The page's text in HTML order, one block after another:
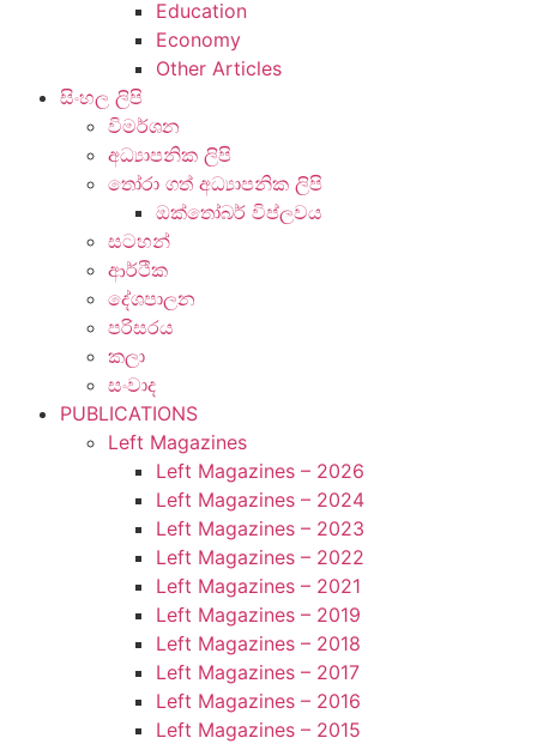
Education
Economy
Other Articles
සිංහල ලිපි
විමර්ශන
අධ්‍යාපනික ලිපි
තෝරා ගත් අධ්‍යාපනික ලිපි
ඔක්තෝබර් විප්ලවය
සටහන්
ආර්ථික
දේශපාලන
පරිසරය
කලා
සංවාද
PUBLICATIONS
Left Magazines
Left Magazines – 2026
Left Magazines – 2024
Left Magazines – 2023
Left Magazines – 2022
Left Magazines – 2021
Left Magazines – 2019
Left Magazines – 2018
Left Magazines – 2017
Left Magazines – 2016
Left Magazines – 2015